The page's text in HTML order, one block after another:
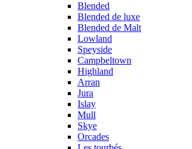
Blended
Blended de luxe
Blended de Malt
Lowland
Speyside
Campbeltown
Highland
Arran
Jura
Islay
Mull
Skye
Orcades